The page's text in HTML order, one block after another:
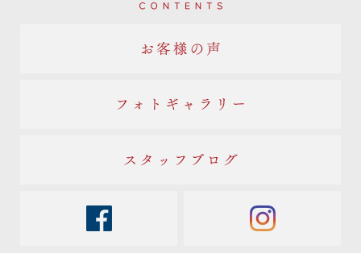
Contents
お客様の声
フォトギャラリー
スタッフブログ
instagram